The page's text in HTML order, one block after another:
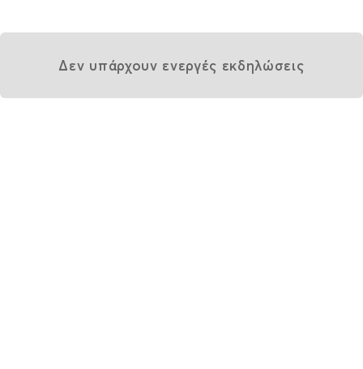
Δεν υπάρχουν ενεργές εκδηλώσεις